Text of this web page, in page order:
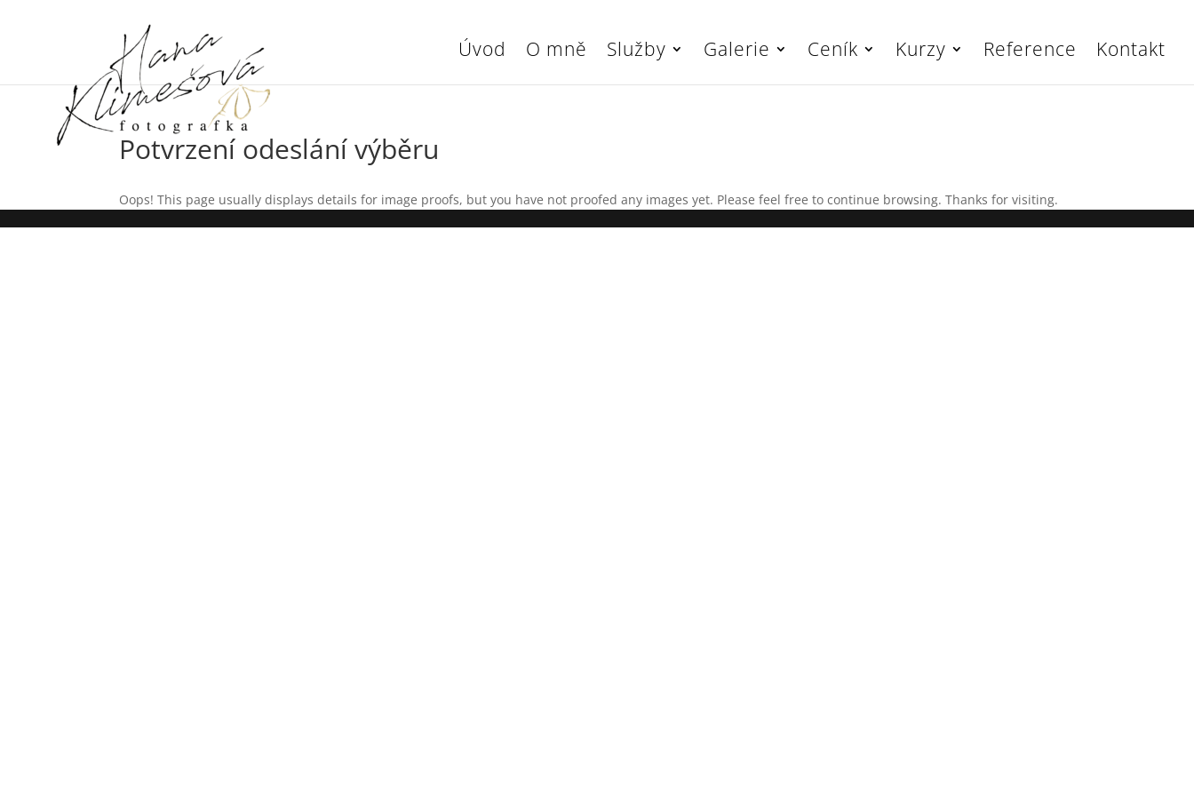
Úvod O mně Služby Galerie Ceník Kurzy Reference Kontakt
Potvrzení odeslání výběru
Oops! This page usually displays details for image proofs, but you have not proofed any images yet. Please feel free to continue browsing. Thanks for visiting.